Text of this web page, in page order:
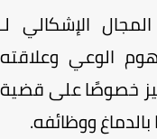
الإشكالي لـ
الوعي وعلاقته
خصوصًا على قضية
ووظائفه.